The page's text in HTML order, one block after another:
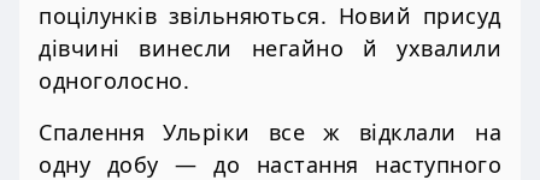
поцілунків звільняються. Новий присуд
дівчині винесли негайно й ухвалили
одноголосно.
Спалення Ульріки все ж відклали на
одну добу — до настання наступного